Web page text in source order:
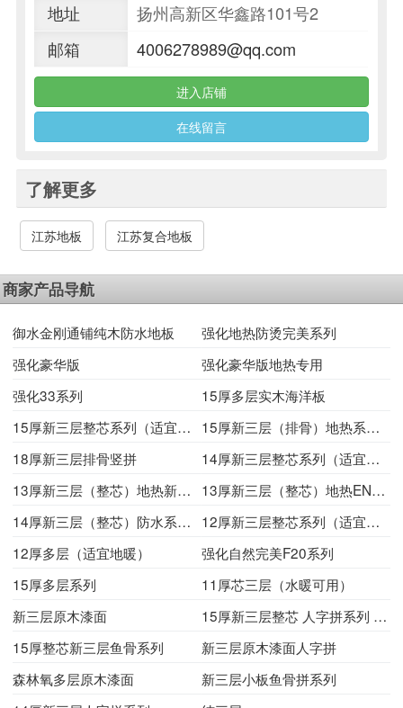
地址
扬州高新区华鑫路101号2
邮箱
4006278989@qq.com
进入店铺
在线留言
了解更多
江苏地板 江苏复合地板
商家产品导航
御水金刚通铺纯木防水地板
强化地热防烫完美系列
强化豪华版
强化豪华版地热专用
强化33系列
15厚多层实木海洋板
15厚新三层整芯系列（适宜地热）
15厚新三层（排骨）地热系列 （地热地暖）
18厚新三层排骨竖拼
14厚新三层整芯系列（适宜地热）
13厚新三层（整芯）地热新系列
13厚新三层（整芯）地热ENF系列
14厚新三层（整芯）防水系列 （水暖可用）
12厚新三层整芯系列（适宜地热）
12厚多层（适宜地暖）
强化自然完美F20系列
15厚多层系列
11厚芯三层（水暖可用）
新三层原木漆面
15厚新三层整芯 人字拼系列 （地热地暖）
15厚整芯新三层鱼骨系列
新三层原木漆面人字拼
森林氧多层原木漆面
新三层小板鱼骨拼系列